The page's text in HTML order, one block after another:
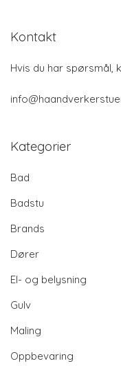
Kontakt
Hvis du har spørsmål,
Kategorier
Bad
Badstu
Brands
Dører
El- og belysning
Gulv
Maling
Oppbevaring